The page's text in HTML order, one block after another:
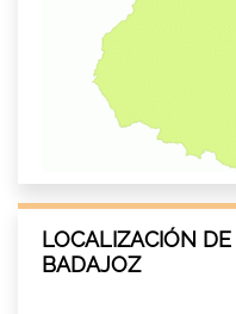
LOCALIZACIÓN
BADAJOZ